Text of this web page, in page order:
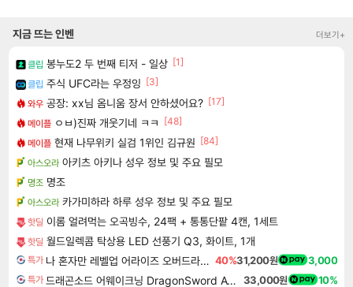
지금 뜨는 인벤 더보기+
클립 봉누도2 두 번째 티저 - 일상 [1]
클립 주식 UFC라는 우정잉 [3]
와우 공장: xx님 옴니움 장서 안하셨어요? [17]
메이플 ㅇㅂ)진짜 개웃기네 ㅋㅋ [48]
메이플 현재 나무위키 실검 1위인 김규원 [84]
아스오라 아키츠 아키나 성우 정보 및 주요 필모
명조 명조
아스오라 카가미하라 하루 성우 정보 및 주요 필모
핫딜 이롬 얼려먹는 오곡빙수, 24팩 + 통통단팥 4캔, 1세트
핫딜 월드일렉콤 탁상용 LED 선풍기 Q3, 화이트, 1개
특가 나 혼자만 레벨업 어라이즈 오버드라이브 디럭스 에디션 Solo Leveling Arise Overdrive Deluxe Edition 40%31,200원 3,000
특가 드래곤소드 어웨이크닝 DragonSword Awakening 33,000원 10%